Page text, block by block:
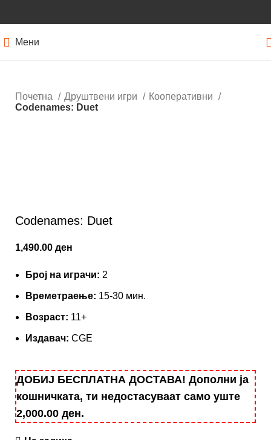
Мени
Почетна Друштвени игри
Кооперативни
Codenames: Duet
Codenames: Duet
1,490.00 ден
Броj на играчи: 2
Времетраење: 15-30 мин.
Возраст: 11+
Издавач: CGE
ДОБИЈ БЕСПЛАТНА ДОСТАВА! Дополни ја
кошничката, ти недостасуваат само уште
2,000.00 ден.